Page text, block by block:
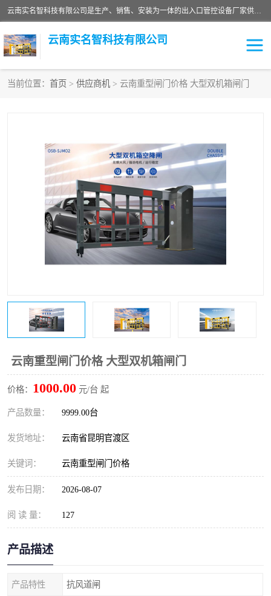
云南实名智科技有限公司是生产、销售、安装为一体的出入口管控设备厂家供应商。主营:电动伸缩门、道闸、广告道闸、重型空降闸、车牌识别、门禁通道、升降柱、岗亭、旗杆等智能设备。主营产品: 电动伸缩门,道闸门禁,车牌识别 生产、销售、安装为一体的出入口管控设备厂家源头供应商。
云南实名智科技有限公司
当前位置： 首页 > 供应商机 > 云南重型闸门价格 大型双机箱闸门
云南重型闸门价格 大型双机箱闸门
价格： 1000.00 元/台 起
产品数量： 9999.00台
发货地址： 云南省昆明官渡区
关键词： 云南重型闸门价格
发布日期： 2026-08-07
阅 读 量： 127
产品描述
产品特性 抗风道闸
升降门系列 通道闸系列
小门系列 伸缩门